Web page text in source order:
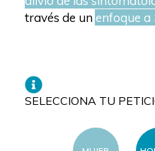
través de unenfoque a
SELECCIONA TU